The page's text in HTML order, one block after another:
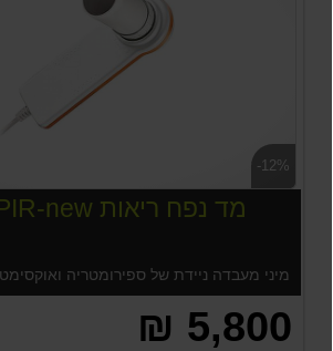
-12%
מד נפח ריאות MINISPIR-new
מיני מעבדה ניידת של ספירומטריה
5,800 ₪